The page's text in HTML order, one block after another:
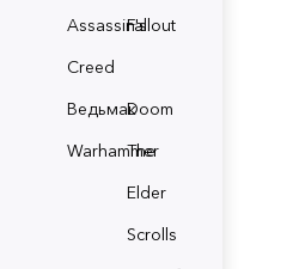
Assassin's
Creed
Fallout
ВедьмакDoom
Warhammer
The
Elder
Scrolls